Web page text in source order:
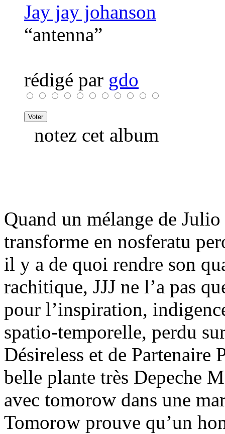
Jay jay johanson
“antenna”
rédigé par gdo
notez cet album
Quand un mélange de
transforme en nosferatu
il y a de quoi rendre son
rachitique, JJJ ne l’a pas
pour l’inspiration,
spatio-temporelle, perdu
Désireless et de Partenaire
belle plante très Depeche
avec tomorow dans une
Tomorow prouve qu’un